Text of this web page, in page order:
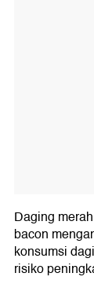
Daging
bacon
konsumsi
risiko